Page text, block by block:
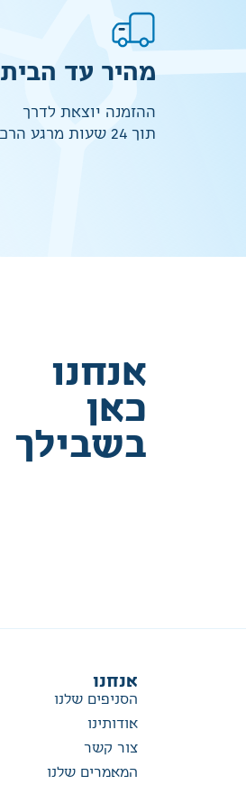
מהיר עד הבית
ההזמנה יוצאת לדרך
תוך 24 שעות מרגע הרכישה
אנחנו
כאן
בשבילך
אנחנו
הסניפים שלנו
אודותינו
צור קשר
המאמרים שלנו